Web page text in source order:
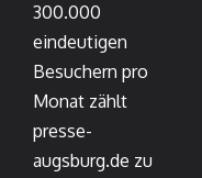
300.000
eindeutigen
Besuchern pro
Monat zählt
presse-
augsburg.de zu